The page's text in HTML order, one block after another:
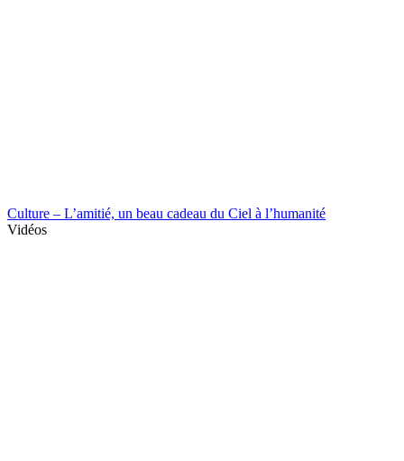
Culture – L’amitié, un beau cadeau du Ciel à l’humanité
Vidéos